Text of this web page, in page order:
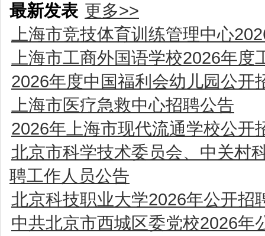
最新发表 更多>>
上海市竞技体育训练管理中心
上海市工商外国语学校2026年
2026年度中国福利会幼儿园公开
上海市医疗急救中心招聘公告
2026年上海市现代流通学校公开
北京市科学技术委员会、中关村
聘工作人员公告
北京科技职业大学2026年公开招
中共北京市西城区委党校2026年